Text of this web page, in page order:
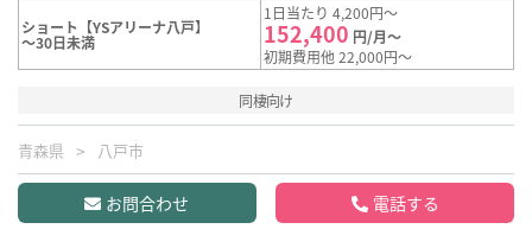
ショート【YSアリーナ八戸】
～30日未満
1日当たり 4,200円～
152,400 円/月～
初期費用他 22,000円～
同棲向け
青森県 八戸市
お問合わせ 電話する